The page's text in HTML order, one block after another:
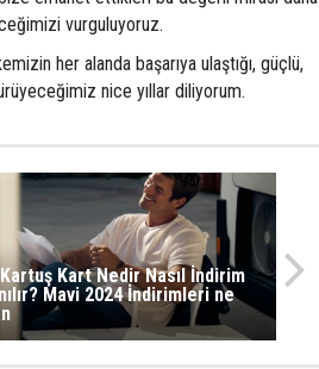
vurguluyoruz.
her alanda başarıya ulaştığı, güçlü,
nice yıllar diliyorum.
Kart Nedir Nasıl İndirim
Mavi 2024 İndirimleri ne